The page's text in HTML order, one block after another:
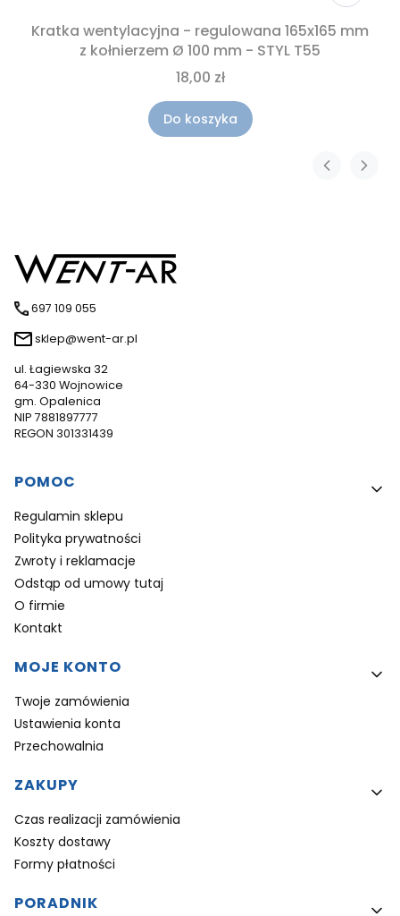
Kratka wentylacyjna - regulowana 165x165 mm
z kołnierzem Ø 100 mm - STYL T55
18,00 zł
Do koszyka
697 109 055
sklep@went-ar.pl
ul. Łagiewska 32
64-330 Wojnowice
gm. Opalenica
NIP 7881897777
REGON 301331439
Linki w stopce
POMOC
Regulamin sklepu
Polityka prywatności
Zwroty i reklamacje
Odstąp od umowy tutaj
O firmie
Kontakt
MOJE KONTO
Twoje zamówienia
Ustawienia konta
Przechowalnia
ZAKUPY
Czas realizacji zamówienia
Koszty dostawy
Formy płatności
PORADNIK